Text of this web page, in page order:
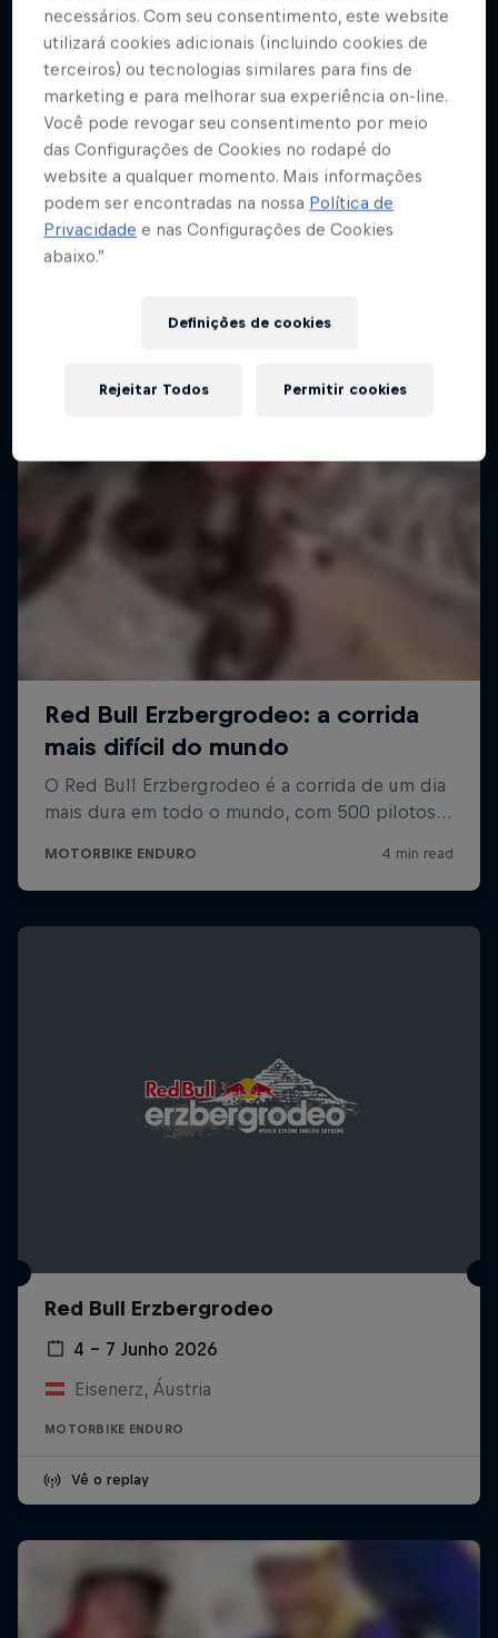
Red Bull Erzbergrodeo
4 – 7 Junho 2026
Eisenerz, Áustria
MOTORBIKE ENDURO
Vê o replay
necessários. Com seu consentimento, este website
utilizará cookies adicionais (incluindo cookies de
terceiros) ou tecnologias similares para fins de
marketing e para melhorar sua experiência on-line.
Você pode revogar seu consentimento por meio
das Configurações de Cookies no rodapé do
website a qualquer momento. Mais informações
podem ser encontradas na nossa Política de
Privacidade e nas Configurações de Cookies
abaixo.”
Definições de cookies
Rejeitar Todos Permitir cookies